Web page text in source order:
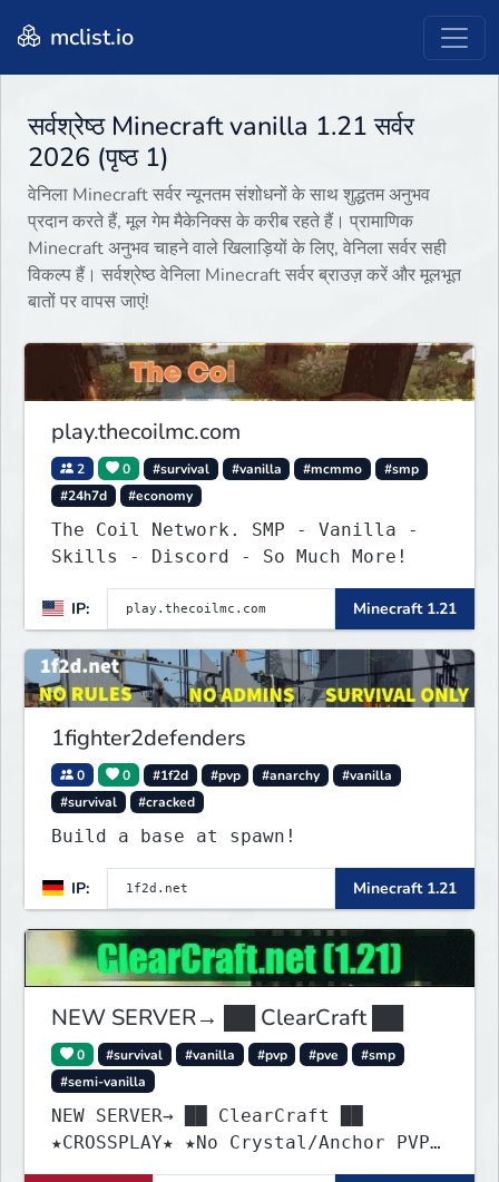
mclist.io
सर्वश्रेष्ठ Minecraft vanilla 1.21 सर्वर
2026 (पृष्ठ 1)
वेनिला Minecraft सर्वर न्यूनतम संशोधनों के साथ शुद्धतम अनुभव
प्रदान करते हैं, मूल गेम मैकेनिक्स के करीब रहते हैं। प्रामाणिक
Minecraft अनुभव चाहने वाले खिलाड़ियों के लिए, वेनिला सर्वर सही
विकल्प हैं। सर्वश्रेष्ठ वेनिला Minecraft सर्वर ब्राउज़ करें और मूलभूत
बातों पर वापस जाएं!
play.thecoilmc.com
2 0 #survival #vanilla #mcmmo
#smp
#24h7d
#economy
The Coil Network. SMP - Vanilla -
Skills - Discord - So Much More!
IP: Minecraft 1.21
1fighter2defenders
0 0 #1f2d #pvp #anarchy
#vanilla
#survival
#cracked
Build a base at spawn!
IP: Minecraft 1.21
NEW SERVER→ ██ ClearCraft ██
0 #survival #vanilla #pvp #pve
#smp
#semi-vanilla
NEW SERVER→ ██ ClearCraft ██
★CROSSPLAY★ ★No Crystal/Anchor PVP★